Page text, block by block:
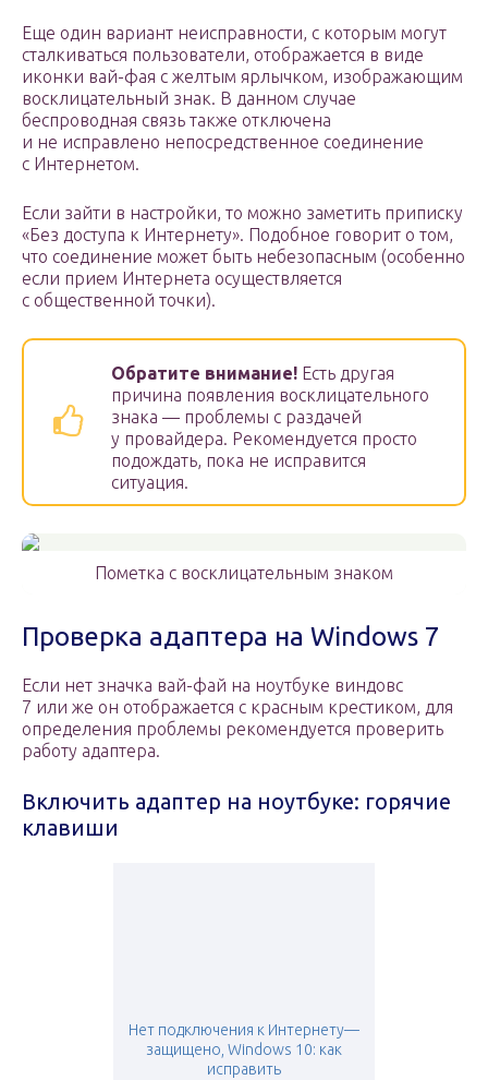
Еще один вариант неисправности, с которым могут
сталкиваться пользователи, отображается в виде
иконки вай-фая с желтым ярлычком, изображающим
восклицательный знак. В данном случае
беспроводная связь также отключена
и не исправлено непосредственное соединение
с Интернетом.
Если зайти в настройки, то можно заметить приписку
«Без доступа к Интернету». Подобное говорит о том,
что соединение может быть небезопасным (особенно
если прием Интернета осуществляется
с общественной точки).
Обратите внимание! Есть другая
причина появления восклицательного
знака — проблемы с раздачей
у провайдера. Рекомендуется просто
подождать, пока не исправится
ситуация.
Пометка с восклицательным знаком
Проверка адаптера на Windows 7
Если нет значка вай-фай на ноутбуке виндовс
7 или же он отображается с красным крестиком, для
определения проблемы рекомендуется проверить
работу адаптера.
Включить адаптер на ноутбуке: горячие
клавиши
Нет подключения к Интернету—
защищено, Windows 10: как
исправить